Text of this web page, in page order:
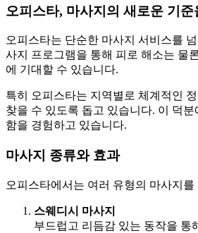
오피스타, 마사지의 새로운 기
오피스타는 단순한 마사지 서비스를
사지 프로그램을 통해 피로 해소는 물
에 기대할 수 있습니다.
특히 오피스타는 지역별로 체계적인
찾을 수 있도록 돕고 있습니다. 이 덕
함을 경험하고 있습니다.
마사지 종류와 효과
오피스타에서는 여러 유형의 마사지
스웨디시 마사지
부드럽고 리듬감 있는 동작을 통